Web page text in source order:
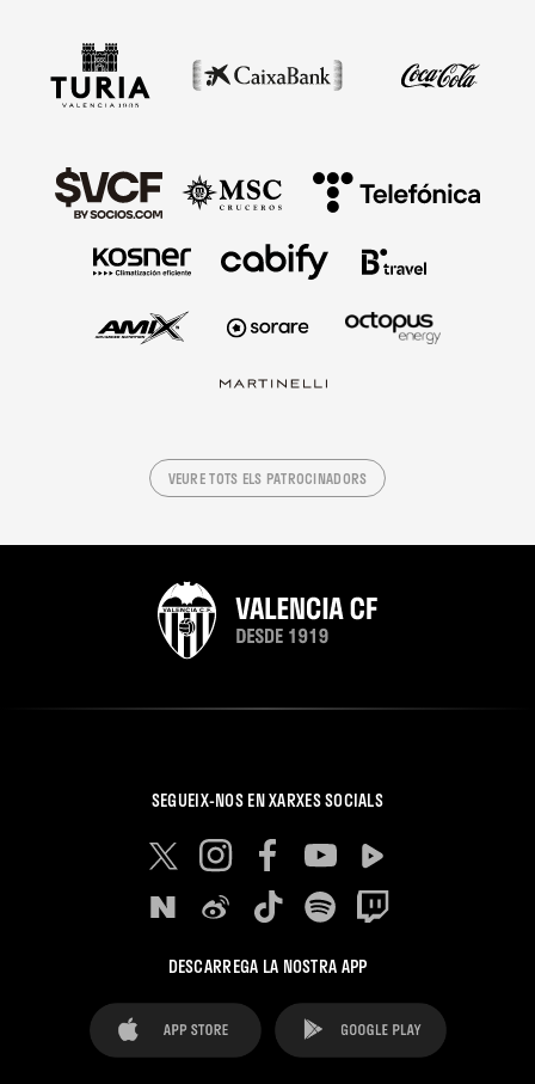
VEURE TOTS ELS PATROCINADORS
SEGUEIX-NOS EN XARXES SOCIALS
DESCARREGA LA NOSTRA APP